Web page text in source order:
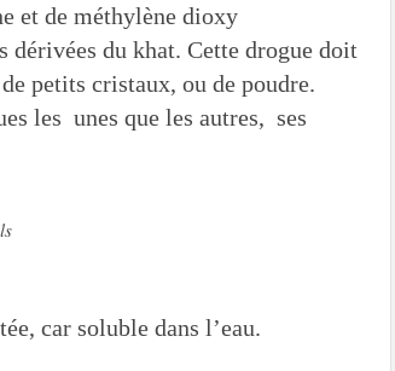
et de méthylène dioxy
dérivées du khat. Cette drogue doit
petits cristaux, ou de poudre.
les unes que les autres, ses
car soluble dans l’eau.